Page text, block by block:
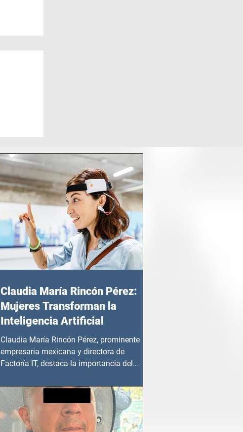
Claudia María Rincón Pérez:
Mujeres Transforman la
Inteligencia Artificial
Claudia María Rincón Pérez, prominente
empresaria mexicana y directora de
Factoría IT, destaca la importancia del